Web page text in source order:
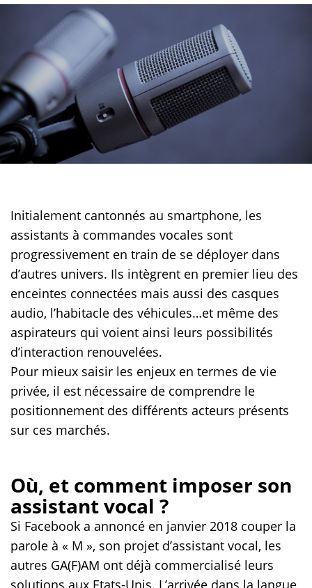
Initialement cantonnés au smartphone, les
assistants à commandes vocales sont
progressivement en train de se déployer dans
d’autres univers. Ils intègrent en premier lieu des
enceintes connectées mais aussi des casques
audio, l’habitacle des véhicules…et même des
aspirateurs qui voient ainsi leurs possibilités
d’interaction renouvelées.
Pour mieux saisir les enjeux en termes de vie
privée, il est nécessaire de comprendre le
positionnement des différents acteurs présents
sur ces marchés.
Où, et comment imposer son
assistant vocal ?
Si Facebook a annoncé en janvier 2018 couper la
parole à « M », son projet d’assistant vocal, les
autres GA(F)AM ont déjà commercialisé leurs
solutions aux Etats-Unis. L’arrivée dans la langue